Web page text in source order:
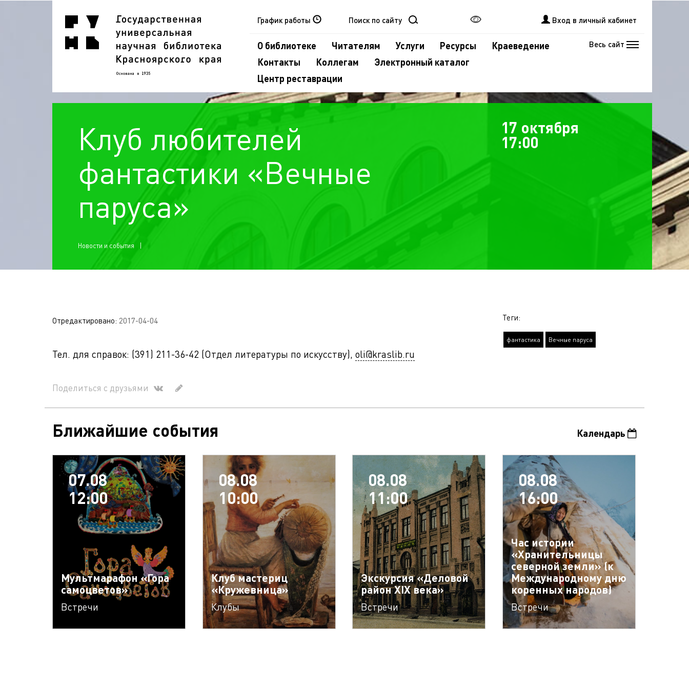
График работы Вход в личный кабинет
О библиотеке Читателям Услуги Ресурсы
Краеведение
Контакты
Коллегам
Электронный каталог
Центр реставрации
Весь сайт
Клуб любителей
фантастики «Вечные
паруса»
17 октября
17:00
Новости и события
Отредактировано: 2017-04-04
Тел. для справок: (391) 211-36-42 (Отдел литературы по искусству), oli@kraslib.ru
Поделиться с друзьями
Теги:
фантастика Вечные паруса
Ближайшие события Календарь
07.08
12:00
Мультмарафон «Гора
самоцветов»
Встречи
08.08
10:00
Клуб мастериц
«Кружевница»
Клубы
08.08
11:00
Экскурсия «Деловой
район XIX века»
Встречи
08.08
16:00
Час истории
«Хранительницы
северной земли» (к
Международному дню
коренных народов)
Встречи